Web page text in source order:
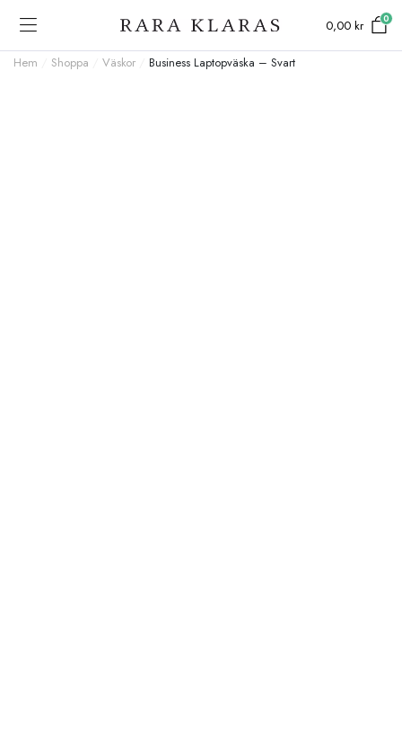
0,00kr 0
Hem Shoppa Väskor /Business Laptopväska – Svart